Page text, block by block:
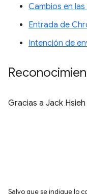
Cambios en
Entrada de
Intención de
Gracias a Jack
Salvo que se indique lo